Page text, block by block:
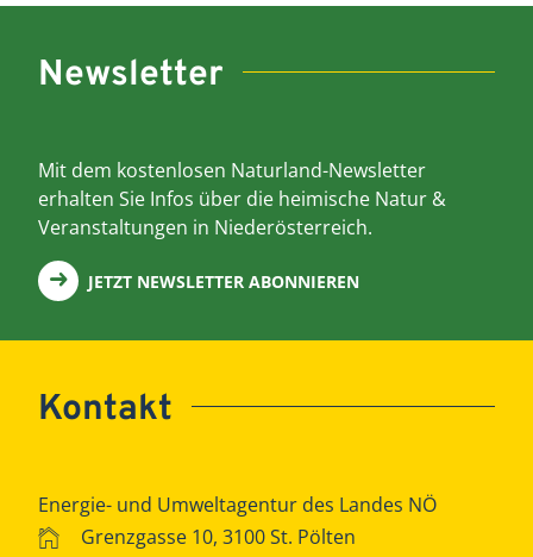
Newsletter
Mit dem kostenlosen Naturland-Newsletter
erhalten Sie Infos über die heimische Natur &
Veranstaltungen in Niederösterreich.
JETZT NEWSLETTER ABONNIEREN
Kontakt
Energie- und Umweltagentur des Landes NÖ
Grenzgasse 10, 3100 St. Pölten